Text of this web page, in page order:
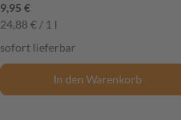
9,95 €
24,88 € / 1 l
sofort lieferbar
In den Warenkorb